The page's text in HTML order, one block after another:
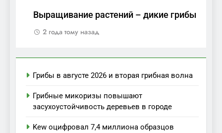
Выращивание растений – дикие грибы
2 года тому назад
Грибы в августе 2026 и вторая грибная волна
Грибные микоризы повышают
засухоустойчивость деревьев в городе
Kew оцифровал 7,4 миллиона образцов